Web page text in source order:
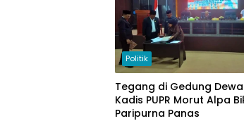
Politik
Tegang di Gedung
Kadis PUPR Morut Alpa
Paripurna Panas